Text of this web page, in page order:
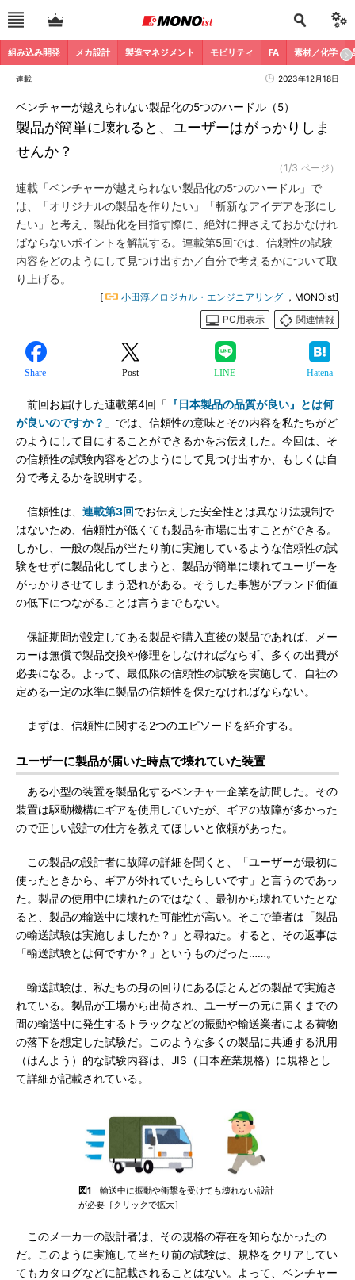
組み込み開発 メカ設計 製造マネジメント モビリティ FA 素材／化学
連載 2023年12月18日
製品が簡単に壊れると、ユーザーはがっかりしま
せんか？
ベンチャーが越えられない製品化の5つのハードル（5）
（1/3 ページ）
連載「ベンチャーが越えられない製品化の5つのハードル」で
は、「オリジナルの製品を作りたい」「斬新なアイデアを形にし
たい」と考え、製品化を目指す際に、絶対に押さえておかなけれ
ばならないポイントを解説する。連載第5回では、信頼性の試験
内容をどのようにして見つけ出すか／自分で考えるかについて取
り上げる。
[ 小田淳／ロジカル・エンジニアリング ，MONOist]
PC用表示
関連情報
Share Post LINE Hatena
前回お届けした連載第4回「
『日本製品の品質が良い』とは何
が良いのですか？ 」では、信頼性の意味とその内容を私たちがど
のようにして目にすることができるかをお伝えした。今回は、そ
の信頼性の試験内容をどのようにして見つけ出すか、もしくは自
分で考えるかを説明する。
信頼性は、 連載第3回でお伝えした安全性とは異なり法規制で
はないため、信頼性が低くても製品を市場に出すことができる。
しかし、一般の製品が当たり前に実施しているような信頼性の試
験をせずに製品化してしまうと、製品が簡単に壊れてユーザーを
がっかりさせてしまう恐れがある。そうした事態がブランド価値
の低下につながることは言うまでもない。
保証期間が設定してある製品や購入直後の製品であれば、メー
カーは無償で製品交換や修理をしなければならず、多くの出費が
必要になる。よって、最低限の信頼性の試験を実施して、自社の
定める一定の水準に製品の信頼性を保たなければならない。
まずは、信頼性に関する2つのエピソードを紹介する。
ユーザーに製品が届いた時点で壊れていた装置
ある小型の装置を製品化するベンチャー企業を訪問した。その
装置は駆動機構にギアを使用していたが、ギアの故障が多かった
ので正しい設計の仕方を教えてほしいと依頼があった。
この製品の設計者に故障の詳細を聞くと、「ユーザーが最初に
使ったときから、ギアが外れていたらしいです」と言うのであっ
た。製品の使用中に壊れたのではなく、最初から壊れていたとな
ると、製品の輸送中に壊れた可能性が高い。そこで筆者は「製品
の輸送試験は実施しましたか？」と尋ねた。すると、その返事は
「輸送試験とは何ですか？」というものだった……。
輸送試験は、私たちの身の回りにあるほとんどの製品で実施さ
れている。製品が工場から出荷され、ユーザーの元に届くまでの
間の輸送中に発生するトラックなどの振動や輸送業者による荷物
の落下を想定した試験だ。このような多くの製品に共通する汎用
（はんよう）的な試験内容は、JIS（日本産業規格）に規格とし
て詳細が記載されている。
図1 輸送中に振動や衝撃を受けても壊れない設計
が必要［クリックで拡大］
このメーカーの設計者は、その規格の存在を知らなかったの
だ。このように実施して当たり前の試験は、規格をクリアしてい
てもカタログなどに記載されることはない。よって、ベンチャー